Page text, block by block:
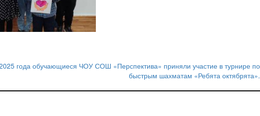
года обучающиеся ЧОУ СОШ «Перспектива» приняли участие в турнире по
быстрым шахматам «Ребята октябрята».